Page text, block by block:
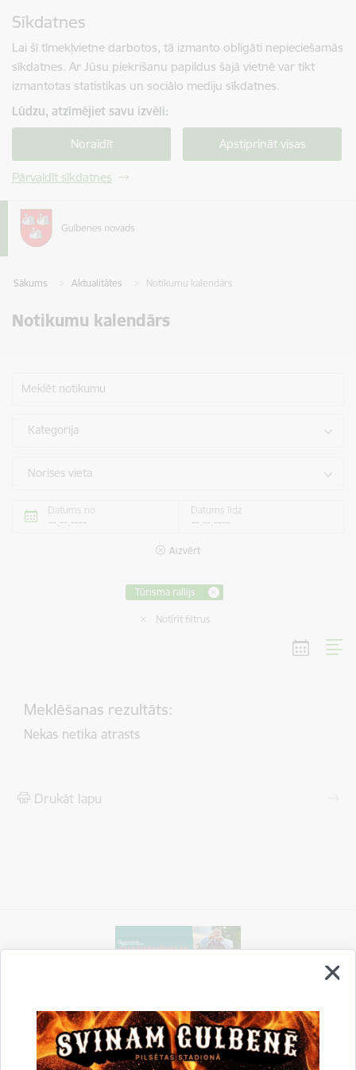
Sīkdatnes
Lai šī tīmekļvietne darbotos, tā izmanto obligāti nepieciešamās
sīkdatnes. Ar Jūsu piekrišanu papildus šajā vietnē var tikt
izmantotas statistikas un sociālo mediju sīkdatnes.
Lūdzu, atzīmējiet savu izvēli:
Noraidīt Apstiprināt visas
Pārvaldīt sīkdatnes
Sākums Aktualitātes Notikumu kalendārs
Notikumu kalendārs
Meklēt notikumu
Kategorija
Norises vieta
Datums no Datums līdz
Aizvērt
Tūrisma rallijs
Notīrīt filtrus
Meklēšanas rezultāts:
Nekas netika atrasts
Drukāt lapu